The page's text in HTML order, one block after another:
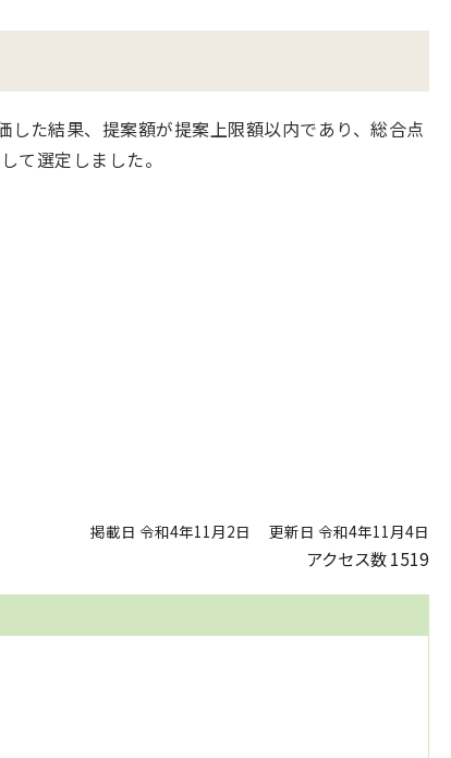
た結果、提案額が提案上限額以内であり、総合点
て選定しました。
掲載日 令和4年11月2日 更新日 令和4年11月4日
アクセス数1519